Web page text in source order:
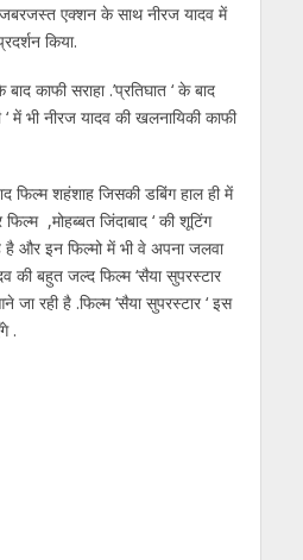
जबरजस्त एक्शन के साथ नीरज यादव में
किया.
काफी सराहा .’प्रतिघात ‘ के बाद
‘ में भी नीरज यादव की खलनायिकी काफी
फिल्म शहंशाह जिसकी डबिंग हाल ही में
,मोहब्बत जिंदाबाद ‘ की शूटिंग
है और इन फिल्मो में भी वे अपना जलवा
की बहुत जल्द फिल्म ‘सैया सुपरस्टार
जा रही है .फिल्म ‘सैया सुपरस्टार ‘ इस
.